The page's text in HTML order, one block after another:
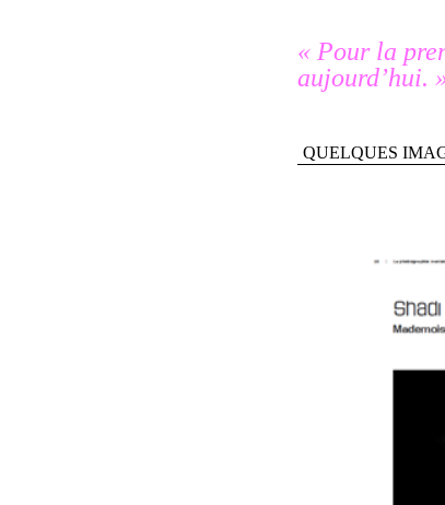
« Pour la
aujourd’hui.
QUELQUES